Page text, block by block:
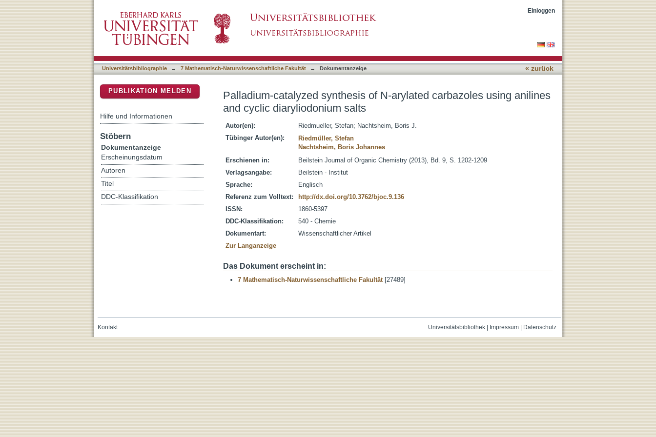
Palladium-catalyzed synthesis of N-arylated carbazoles using anilines and cyclic diaryliodonium
salts
Einloggen
Universitätsbibliographie → 7 Mathematisch-Naturwissenschaftliche Fakultät → Dokumentanzeige « zurück
Palladium-catalyzed synthesis of N-arylated carbazoles using anilines
and cyclic diaryliodonium salts
Autor(en): Riedmueller, Stefan; Nachtsheim, Boris J.
Tübinger Autor(en):
Riedmüller, Stefan
Nachtsheim, Boris Johannes
Erschienen in:
Beilstein Journal of Organic Chemistry (2013), Bd. 9, S. 1202-1209
Verlagsangabe:
Beilstein - Institut
Sprache:
Englisch
Referenz zum Volltext:
http://dx.doi.org/10.3762/bjoc.9.136
ISSN:
1860-5397
DDC-Klassifikation:
540 - Chemie
Dokumentart:
Wissenschaftlicher Artikel
Zur Langanzeige
Das Dokument erscheint in:
7 Mathematisch-Naturwissenschaftliche Fakultät[27489]
PUBLIKATION MELDEN
Hilfe und Informationen
Stöbern
Dokumentanzeige
Erscheinungsdatum
Autoren
Titel
DDC-Klassifikation
Universitätsbibliothek| Impressum| Datenschutz
Kontakt